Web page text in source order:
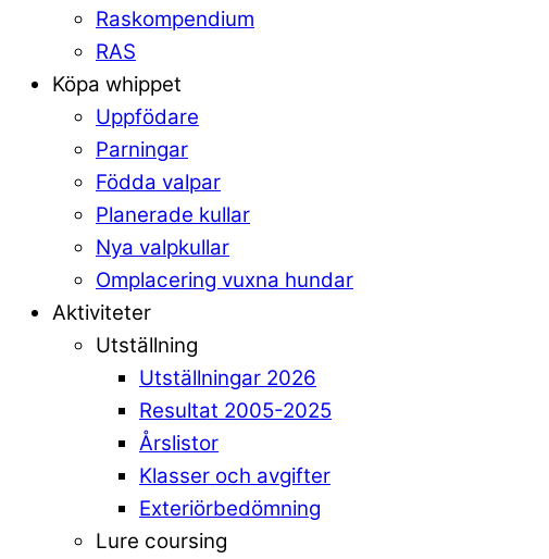
Raskompendium
RAS
Köpa whippet
Uppfödare
Parningar
Födda valpar
Planerade kullar
Nya valpkullar
Omplacering vuxna hundar
Aktiviteter
Utställning
Utställningar 2026
Resultat 2005-2025
Årslistor
Klasser och avgifter
Exteriörbedömning
Lure coursing